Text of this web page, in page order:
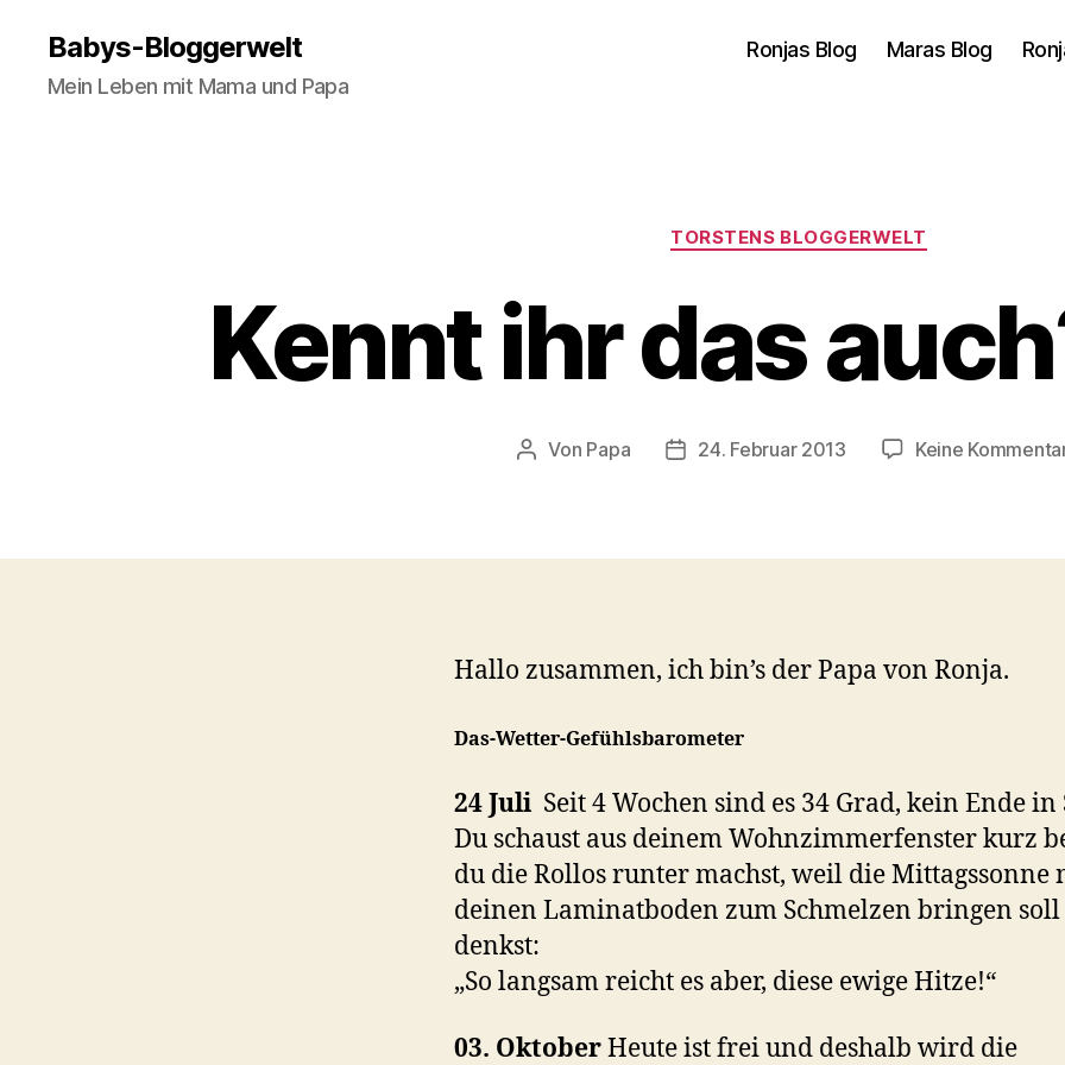
Babys-Bloggerwelt
Mein Leben mit Mama und Papa
Ronjas Blog Maras Blog
Kategorien
TORSTENS BLOGGERWELT
Kennt ihr das
Beitragsautor
Von Papa Veröffentlichungsdatum
24. Februar 2013 Keine
Hallo zusammen, ich bin’s der Papa von Ronja.
Das-Wetter-Gefühlsbarometer
24 Juli Seit 4 Wochen sind es 34 Grad, kein Ende in
Du schaust aus deinem Wohnzimmerfenster kurz
du die Rollos runter machst, weil die Mittagssonne
deinen Laminatboden zum Schmelzen bringen
denkst:
„So langsam reicht es aber, diese ewige Hitze!“
03. OktoberHeute ist frei und deshalb wird die